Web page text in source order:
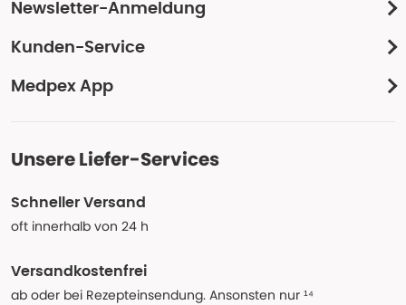
Newsletter-Anmeldung
Kunden-Service
Medpex App
Unsere Liefer-Services
Schneller Versand
oft innerhalb von 24 h
Versandkostenfrei
ab oder bei Rezepteinsendung. Ansonsten nur ¹⁴